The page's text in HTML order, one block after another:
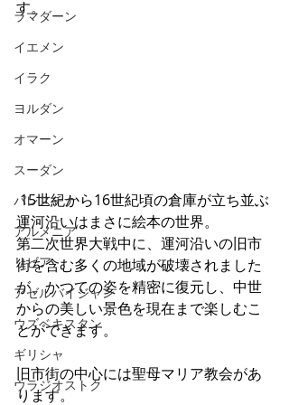
ラマダーン
イエメン
イラク
ヨルダン
オマーン
スーダン
パレスチナ
アルメニア
リビア
アゼルバイジャン
ウズベキスタン
ギリシャ
ウラジオストク
す。
15世紀から16世紀頃の倉庫が立ち並ぶ
運河沿いはまさに絵本の世界。
第二次世界大戦中に、運河沿いの旧市
街を含む多くの地域が破壊されました
が、かつての姿を精密に復元し、中世
からの美しい景色を現在まで楽しむこ
とができます。
旧市街の中心には聖母マリア教会があ
ります。